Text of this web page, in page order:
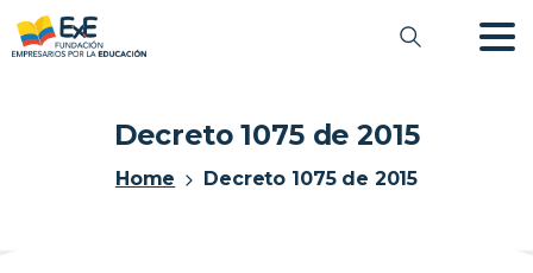
Decreto 1075 de 2015
Home Decreto 1075 de 2015